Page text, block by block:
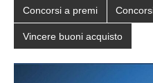
Concorsi a premi
Vincere buoni acquisto